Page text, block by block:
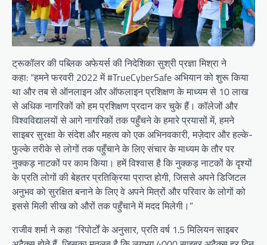
ट्रूकॉलर की पब्लिक अफेयर्स की निदेशिका सुश्री प्रज्ञा मिश्रा ने
कहा: “हमने फरवरी 2022 में #TrueCyberSafe अभियान को शुरू किया
था और तब से ऑनलाइन और ऑफलाइन प्रशिक्षण के माध्यम से 10 लाख
से अधिक नागरिकों को हम प्रशिक्षण प्रदान कर चुके हैं। कॉलेजों और
विश्वविद्यालयों से आगे नागरिकों तक पहुँचने के हमारे प्रयासों में, हमने
साइबर सुरक्षा के संदेश और महत्व को एक अभिनवकारी, मज़ेदार और हल्के-
फुल्के तरीके से लोगों तक पहुँचाने के लिए संचार के माध्यम के तौर पर
नुक्कड़ नाटकों पर काम किया। हमें विश्वास है कि नुक्कड़ नाटकों के दृश्यों
के प्रति लोगों की बेहतर प्रतिक्रिया प्राप्त होगी, जिससे अपने डिजिटल
अनुभव को सुरक्षित बनाने के लिए वे अपने मित्रों और परिवार के लोगों को
इससे मिली सीख को औरों तक पहुँचाने में मदद मिलेगी।”
राजीव शर्मा ने कहा “रिपोर्टों के अनुसार, प्रति वर्ष 1.5 मिलियन साइबर